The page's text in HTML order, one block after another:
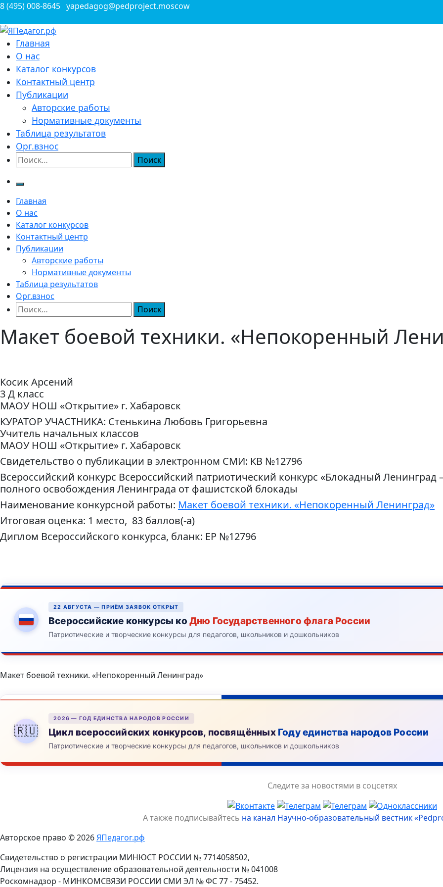
Перейти
содержимому
8 (495) 008-8645 yapedagog@pedproject.moscow
ЯПедагог.рф
Всероссийские конкурсы для педагогов
Главная
О нас
Каталог конкурсов
Контактный центр
Публикации
Авторские работы
Нормативные документы
Таблица результатов
Орг.взнос
Найти:
Главная
О нас
Каталог конкурсов
Контактный центр
Публикации
Авторские работы
Нормативные документы
Таблица результатов
Орг.взнос
Найти:
Макет боевой техники. «Непокоренный
Косик Арсений
3 Д класс
МАОУ НОШ «Открытие» г. Хабаровск
КУРАТОР УЧАСТНИКА: Стенькина Любовь Григорьевна
Учитель начальных классов
МАОУ НОШ «Открытие» г. Хабаровск
Свидетельство о публикации в электронном СМИ: КВ №12796
Всероссийский конкурс Всероссийский патриотический конкурс «Блокадный
полного освобождения Ленинграда от фашистской блокады
Наименование конкурсной работы: Макет боевой техники. «Непокоренный Ленинград»
Итоговая оценка: 1 место, 83 баллов(-а)
Диплом Всероссийского конкурса, бланк: ЕР №12796
22 АВГУСТА — ПРИЁМ ЗАЯВОК ОТКРЫТ
Всероссийские конкурсы ко Дню Государственного флага России
Патриотические и творческие конкурсы для педагогов, школьников и дошкольников
Макет боевой техники. «Непокоренный Ленинград»
🇷🇺
2026 — ГОД ЕДИНСТВА НАРОДОВ РОССИИ
Цикл всероссийских конкурсов, посвящённых Году единства народов России
Патриотические и творческие конкурсы для педагогов, школьников и дошкольников
Следите за новостями в соцсетях
А также подписывайтесь на канал Научно-образовательный вестник
Авторское право © 2026ЯПедагог.рф
Свидетельство о регистрации МИНЮСТ РОССИИ № 7714058502,
Лицензия на осуществление образовательной деятельности № 041008
Роскомнадзор - МИНКОМСВЯЗИ РОССИИ СМИ ЭЛ № ФС 77 - 75452.